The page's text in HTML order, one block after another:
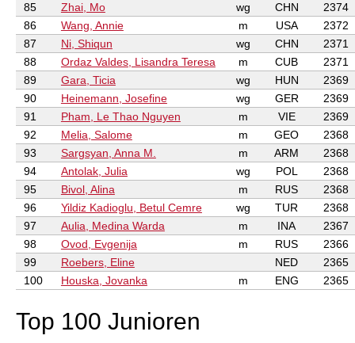
85
Zhai, Mo wg CHN
2374
86
Wang, Annie m USA
2372
87
Ni, Shiqun wg CHN
2371
88
Ordaz Valdes, Lisandra Teresa m CUB
2371
89
Gara, Ticia wg HUN
2369
90
Heinemann, Josefine wg GER
2369
91
Pham, Le Thao Nguyen m VIE
2369
92
Melia, Salome m GEO
2368
93
Sargsyan, Anna M. m ARM
2368
94
Antolak, Julia wg POL
2368
95
Bivol, Alina m RUS
2368
96
Yildiz Kadioglu, Betul Cemre wg TUR
2368
97
Aulia, Medina Warda m INA
2367
98
Ovod, Evgenija m RUS
2366
99
Roebers, Eline NED
2365
100
Houska, Jovanka m ENG 2365
Top 100 Junioren